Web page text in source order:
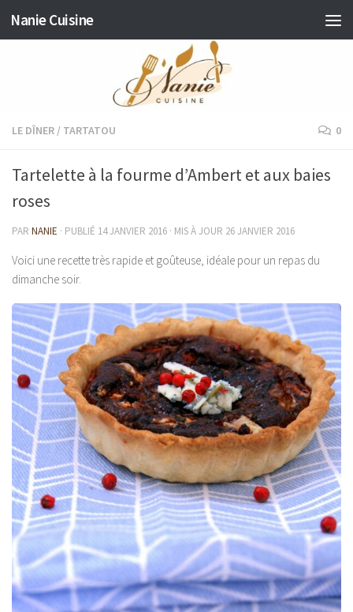
Skip to content
Nanie Cuisine
LE DÎNER / TARTATOU 0
Tartelette à la fourme d’Ambert et aux baies
roses
PAR NANIE · PUBLIÉ 14 JANVIER 2016 · MIS À JOUR 26 JANVIER 2016
Voici une recette très rapide et goûteuse, idéale pour un repas du
dimanche soir.